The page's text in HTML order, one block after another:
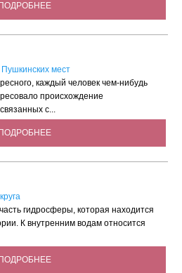
ПОДРОБНЕЕ
мест
каждый человек чем-нибудь
происхождение
с...
ПОДРОБНЕЕ
гидросферы, которая находится
К внутренним водам относится
ПОДРОБНЕЕ